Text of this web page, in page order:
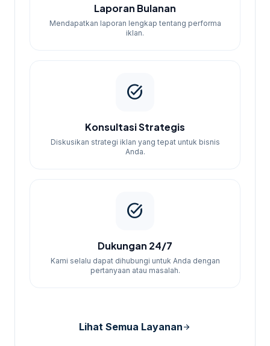
Laporan Bulanan
Mendapatkan laporan lengkap tentang performa
iklan.
task_alt
Konsultasi Strategis
Diskusikan strategi iklan yang tepat untuk bisnis
Anda.
task_alt
Dukungan 24/7
Kami selalu dapat dihubungi untuk Anda dengan
pertanyaan atau masalah.
Lihat Semua Layananarrow_forward